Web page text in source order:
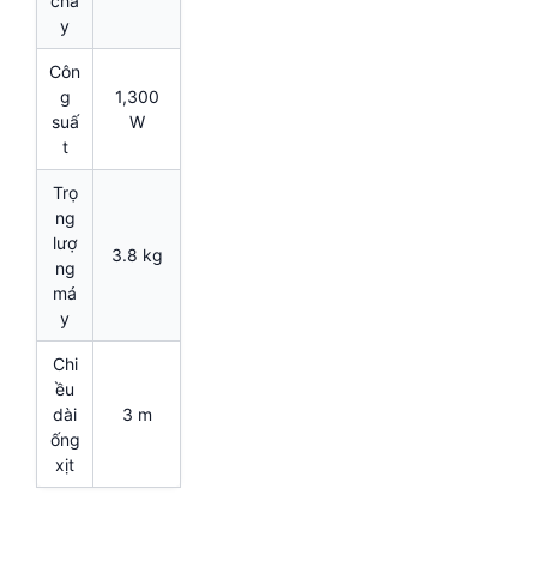
y
Côn
g
suấ
t
1,300
W
Trọ
ng
lượ
ng
má
y
3.8 kg
Chi
ều
dài
ống
xịt
3 m